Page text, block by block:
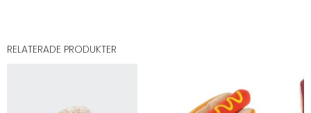
RELATERADE PRODUKTER